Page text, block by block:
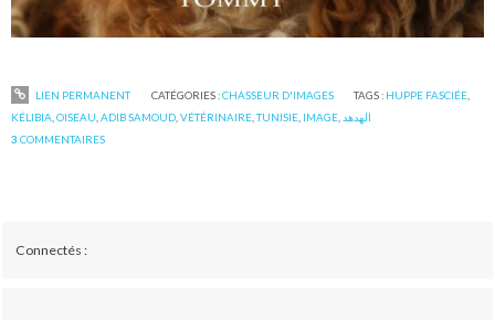
LIEN PERMANENT CATÉGORIES :CHASSEUR D'IMAGES TAGS : HUPPE FASCIÉE,
KÉLIBIA ,OISEAU ,ADIB SAMOUD ,VÉTÉRINAIRE ,TUNISIE IMAGE الهدهد
3 COMMENTAIRES
Connectés :